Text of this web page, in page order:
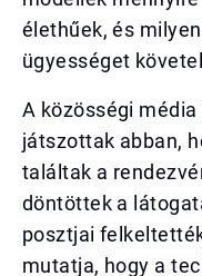
élethűek, és
ügyességet
A közösségi
játszottak abban,
találtak a
döntöttek a
posztjai
mutatja, hogy a